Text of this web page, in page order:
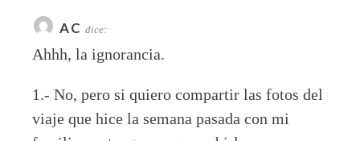
AC dice:
Ahhh, la ignorancia.
1.- No, pero si quiero compartir las fotos del
viaje que hice la semana pasada con mi